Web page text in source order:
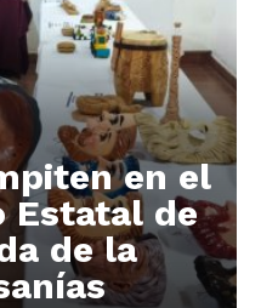
en el
Estatal de
de la